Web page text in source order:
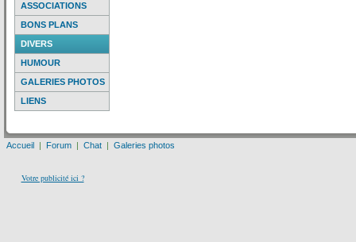
ASSOCIATIONS
BONS PLANS
DIVERS
HUMOUR
GALERIES PHOTOS
LIENS
Accueil | Forum | Chat | Galeries photos
Votre publicité ici ?